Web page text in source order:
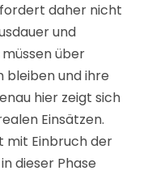
daher nicht
und
über
bleiben und ihre
hier zeigt sich
Einsätzen.
mit Einbruch der
dieser Phase